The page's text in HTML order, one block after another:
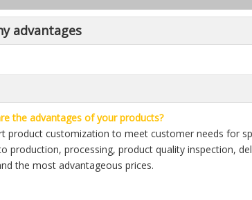
advantages
the advantages of your products?
product customization to meet customer needs for
production, processing, product quality inspection,
the most advantageous prices.